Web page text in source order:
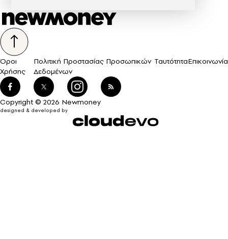
Όροι
Χρήσης
Πολιτική Προστασίας Προσωπικών
Δεδομένων
ΤαυτότηταΕπικοινωνία
Copyright © 2026 Newmoney
designed & developed by